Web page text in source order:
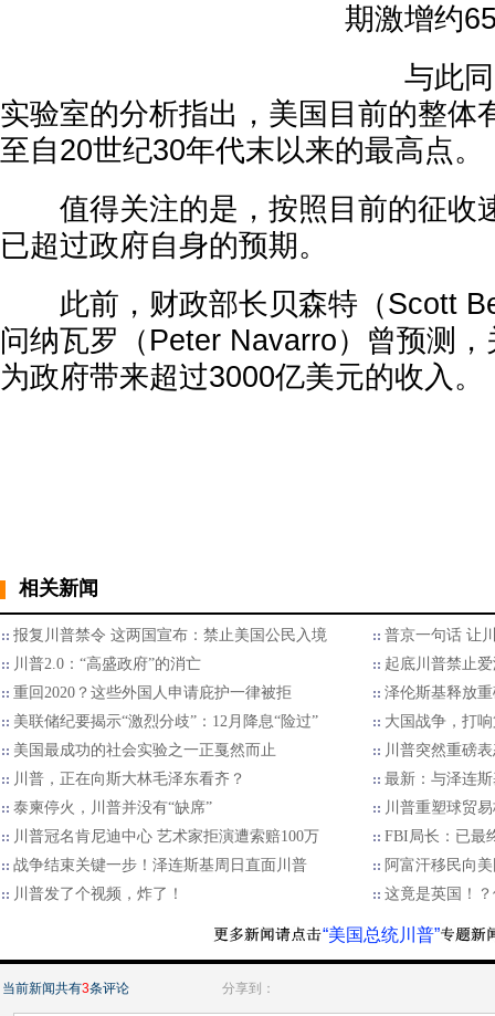
期激增约
与此
实验室的分析指出，美国目前的整体
至自20世纪30年代末以来的最高点。
值得关注的是，按照目前的征收
已超过政府自身的预期。
此前，财政部长贝森特（Scott
问纳瓦罗（Peter Navarro）曾预测
为政府带来超过3000亿美元的收入。
相关新闻
报复川普禁令 这两国宣布：禁止美国公民入境
普京一句话 让
川普2.0：“高盛政府”的消亡
起底川普禁止
重回2020？这些外国人申请庇护一律被拒
泽伦斯基释放
美联储纪要揭示“激烈分歧”：12月降息“险过”
大国战争，打
美国最成功的社会实验之一正戛然而止
川普突然重磅
川普，正在向斯大林毛泽东看齐？
最新：与泽连
泰柬停火，川普并没有“缺席”
川普重塑球贸
川普冠名肯尼迪中心 艺术家拒演遭索赔100万
FBI局长：已最
战争结束关键一步！泽连斯基周日直面川普
阿富汗移民向
川普发了个视频，炸了！
这竟是英国！
“美国总统川普”
当前新闻共有3条评论 分享到：